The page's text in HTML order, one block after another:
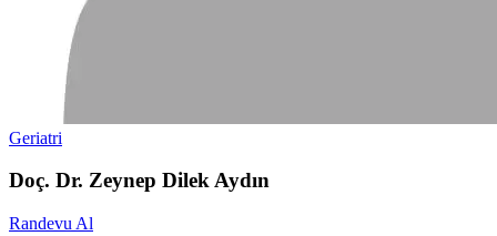
Geriatri
Doç. Dr. Zeynep Dilek Aydın
Randevu Al